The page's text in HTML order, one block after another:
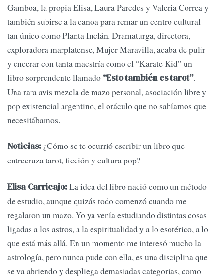
Gamboa, la propia Elisa, Laura Paredes y Valeria Correa y
también subirse a la canoa para remar un centro cultural
tan único como Planta Inclán. Dramaturga, directora,
exploradora marplatense, Mujer Maravilla, acaba de pulir
y encerar con tanta maestría como el “Karate Kid” un
libro sorprendente llamado “Esto también es tarot”.
Una rara avis mezcla de mazo personal, asociación libre y
pop existencial argentino, el oráculo que no sabíamos que
necesitábamos.
Noticias: ¿Cómo se te ocurrió escribir un libro que
entrecruza tarot, ficción y cultura pop?
Elisa Carricajo:La idea del libro nació como un método
de estudio, aunque quizás todo comenzó cuando me
regalaron un mazo. Yo ya venía estudiando distintas cosas
ligadas a los astros, a la espiritualidad y a lo esotérico, a lo
que está más allá. En un momento me interesó mucho la
astrología, pero nunca pude con ella, es una disciplina que
se va abriendo y despliega demasiadas categorías, como